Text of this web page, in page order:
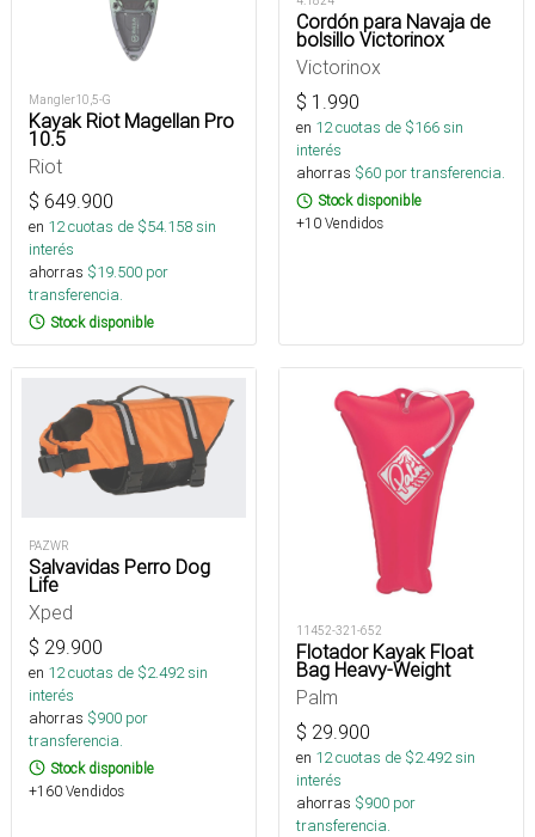
Mangler10,5-G
Kayak Riot Magellan Pro
10.5
Riot
$ 649.900
en 12cuotas de $54.158sin
interés
ahorras $19.500 por
transferencia.
Stock disponible
Cordón para Navaja de
bolsillo Victorinox
Victorinox
$ 1.990
en 12cuotas de $166sin
interés
ahorras $60 por transferencia.
Stock disponible
+10 Vendidos
PAZWR
Salvavidas Perro Dog
Life
Xped
$ 29.900
en 12cuotas de $2.492sin
interés
ahorras $900 por
transferencia.
Stock disponible
+160 Vendidos
11452-321-652
Flotador Kayak Float
Bag Heavy-Weight
Palm
$ 29.900
en 12cuotas de $2.492sin
interés
ahorras $900 por
transferencia.